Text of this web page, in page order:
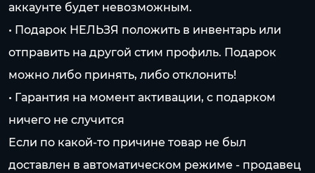
аккаунте будет невозможным.
• Подарок НЕЛЬЗЯ положить в инвентарь или
отправить на другой стим профиль. Подарок
можно либо принять, либо отклонить!
• Гарантия на момент активации, с подарком
ничего не случится
Если по какой-то причине товар не был
доставлен в автоматическом режиме - продавец